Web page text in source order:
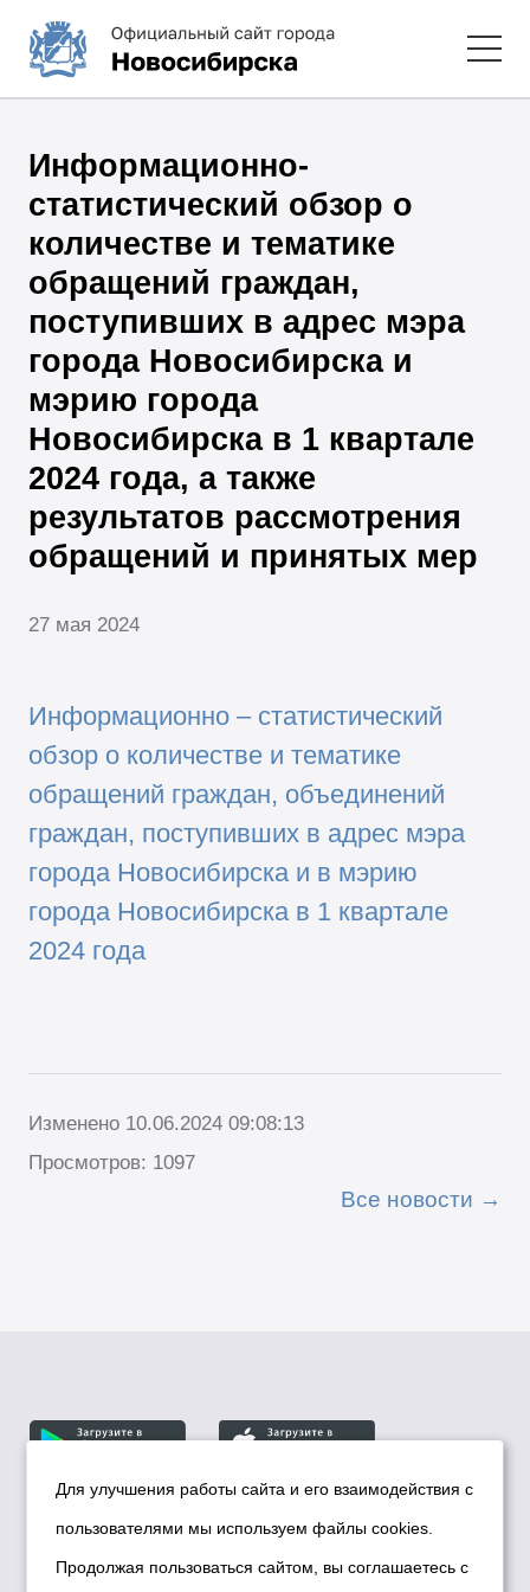
Информационно-
статистический обзор о
количестве и тематике
обращений граждан,
поступивших в адрес мэра
города Новосибирска и
мэрию города
Новосибирска в 1 квартале
2024 года, а также
результатов рассмотрения
обращений и принятых мер
27 мая 2024
Информационно – статистический
обзор о количестве и тематике
обращений граждан, объединений
граждан, поступивших в адрес мэра
города Новосибирска и в мэрию
города Новосибирска в 1 квартале
2024 года
Изменено 10.06.2024 09:08:13
Просмотров: 1097
Все новости
© Департамент информационной политики мэрии
города Новосибирска, 2026
Для улучшения работы сайта и его взаимодействия с
пользователями мы используем файлы cookies.
Продолжая пользоваться сайтом, вы соглашаетесь с